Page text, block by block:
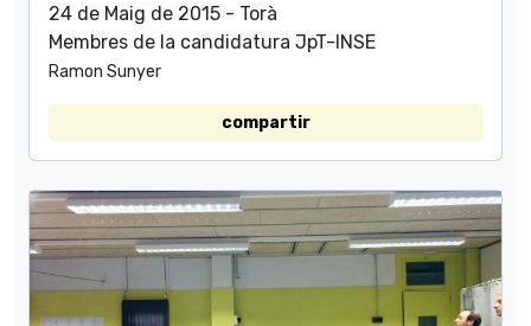
24 de Maig de 2015 - Torà
Membres de la candidatura JpT-INSE
Ramon Sunyer
compartir